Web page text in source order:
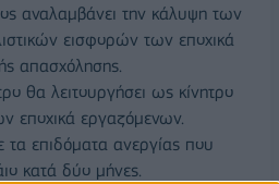
αναλαμβάνει την κάλυψη των
εισφορών των εποχικά
απασχόλησης.
θα λειτουργήσει ως κίνητρο
εποχικά εργαζόμενων.
τα επιδόματα ανεργίας που
κατά δύο μήνες.